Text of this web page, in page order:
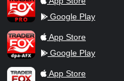
Google Play
TraderFox dpa-AFX ProFeed
App Store
Google Play
TraderFox Live Trading
App Store